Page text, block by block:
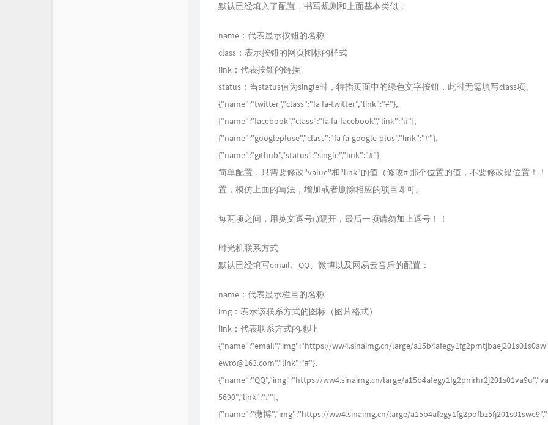
默认已经填入了配置，书写规则和上面基本类似：
name：代表显示按钮的名称
class：表示按钮的网页图标的样式
link：代表按钮的链接
status：当status值为single时，特指页面中的绿色文字按钮，此时无需填写class项。
{"name":"twitter","class":"fa fa-twitter","link":"#"},
{"name":"facebook","class":"fa fa-facebook","link":"#"},
{"name":"googlepluse","class":"fa fa-google-plus","link":"#"},
{"name":"github","status":"single","link":"#"}
简单配置，只需要修改"value"和"link"的值（修改# 那个位置的值，不要修改错位置！
置，模仿上面的写法，增加或者删除相应的项目即可。
每两项之间，用英文逗号(,)隔开，最后一项请勿加上逗号！！
时光机联系方式
默认已经填写email、QQ、微博以及网易云音乐的配置：
name：代表显示栏目的名称
img：表示该联系方式的图标（图片格式）
link：代表联系方式的地址
{"name":"email","img":"https://ww4.sinaimg.cn/large/
ewro@163.com","link":"#"},
{"name":"QQ","img":"https://ww4.sinaimg.cn/large/
5690","link":"#"},
{"name":"微博","img":"https://ww4.sinaimg.cn/large/